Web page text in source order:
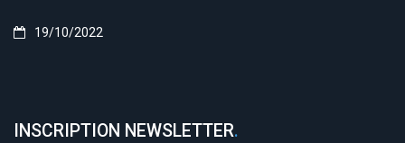
19/10/2022
INSCRIPTION NEWSLETTER.